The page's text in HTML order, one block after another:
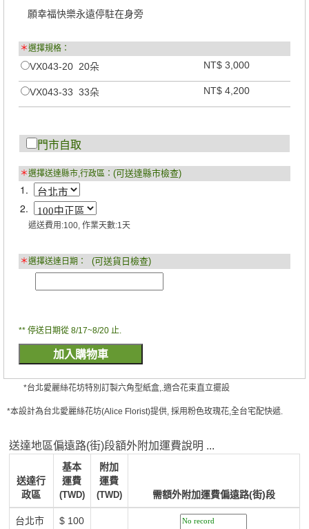
願幸福快樂永遠停駐在身旁
＊選擇規格：
VX043-20 20朵 NT$ 3,000
VX043-33 33朵 NT$ 4,200
門市自取
＊選擇送達縣市,行政區： (可送達縣市檢查)
1.
2.
遞送費用:100, 作業天數:1天
＊選擇送達日期： (可送貨日檢查)
** 停送日期從 8/17~8/20 止.
*台北愛麗絲花坊特別訂製六角型紙盒,.適合花束直立擺設
*本設計為台北愛麗絲花坊(Alice Florist)提供, 採用粉色玫瑰花,全台宅配快遞.
送達地區偏遠路(街)段額外附加運費說明 ...
送達行
政區
基本
運費
(TWD)
附加
運費
(TWD) 需額外附加運費偏遠路(街)段
台北市
$ 100